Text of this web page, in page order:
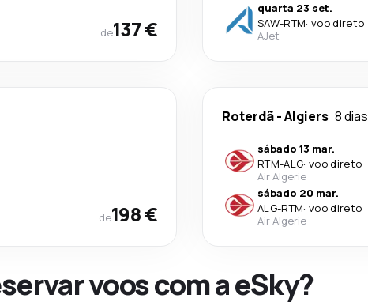
de137 €
quarta 23 set.
SAW-RTM· voo direto
AJet
de198 €
Roterdã-Algiers 8 dias
sábado 13 mar.
RTM-ALG· voo direto
Air Algerie
sábado 20 mar.
ALG-RTM· voo direto
Air Algerie
voos com a eSky?